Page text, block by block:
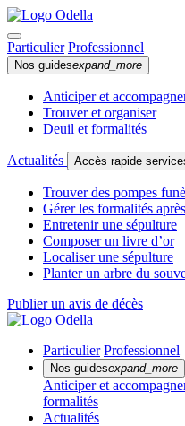
Particulier Professionnel
Nos guidesexpand_more
Anticiper et
Trouver et organiser
Deuil et formalités
Actualités Accès rapide
Trouver des pompes
Gérer les formalités
Entretenir une sépulture
Composer un livre d’or
Localiser une sépulture
Planter un arbre du
Publier un avis de décès
Particulier Professionnel
Nos guidesexpand_more
Anticiper et
formalités
Actualités